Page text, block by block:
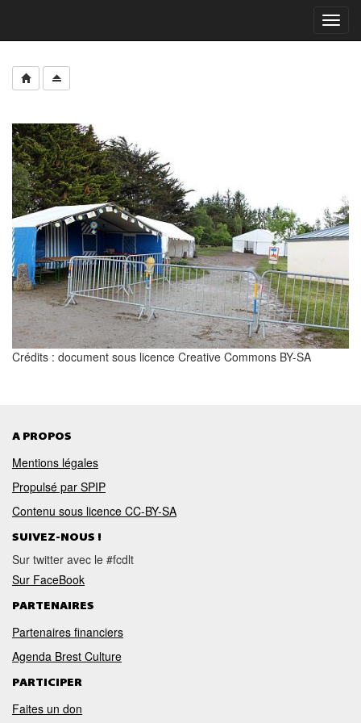
Crédits : document sous licence Creative Commons BY-SA
A PROPOS
Mentions légales
Propulsé par SPIP
Contenu sous licence CC-BY-SA
SUIVEZ-NOUS !
Sur twitter avec le #fcdlt
Sur FaceBook
PARTENAIRES
Partenaires financiers
Agenda Brest Culture
PARTICIPER
Faites un don